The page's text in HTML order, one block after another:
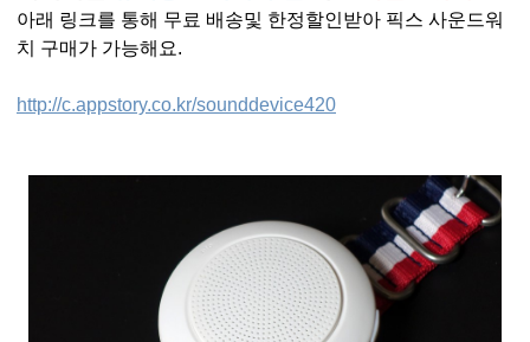
아래 링크를 통해 무료 배송및 한정할인받아 픽스 사운드워
치 구매가 가능해요.
http://c.appstory.co.kr/sounddevice420